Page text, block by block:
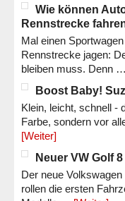
Wie können
Rennstrecke
Mal einen
Rennstrecke jagen:
bleiben muss. Denn …
Boost Baby!
Klein, leicht, schnell -
Farbe, sondern vor
[Weiter]
Neuer VW Golf
Der neue
rollen die ersten